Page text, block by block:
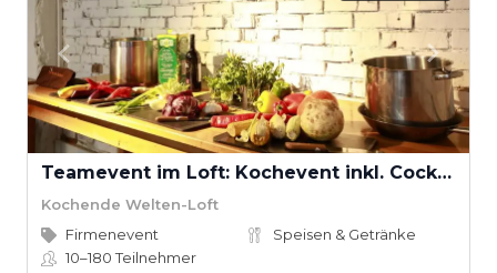
Teamevent im Loft: Kochevent inkl. Cocktail-Workshop ab 16 Teilnehmern
Kochende Welten-Loft
Firmenevent
Speisen & Getränke
10–180Teilnehmer